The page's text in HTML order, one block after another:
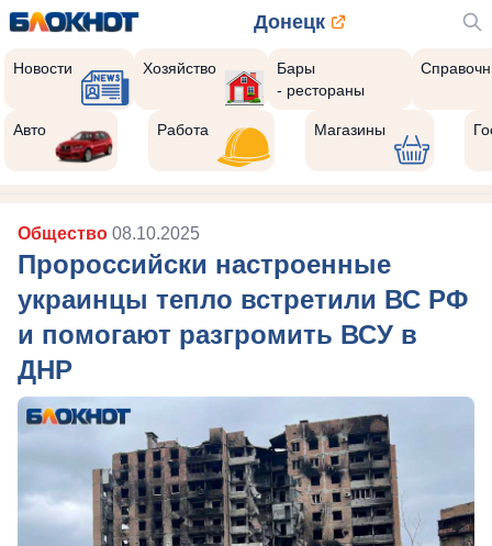
Донецк
Новости Хозяйство
Бары
- рестораны
Авто Работа Магазины
Общество 08.10.2025
Пророссийски настроенные
украинцы тепло встретили ВС РФ
и помогают разгромить ВСУ в
ДНР